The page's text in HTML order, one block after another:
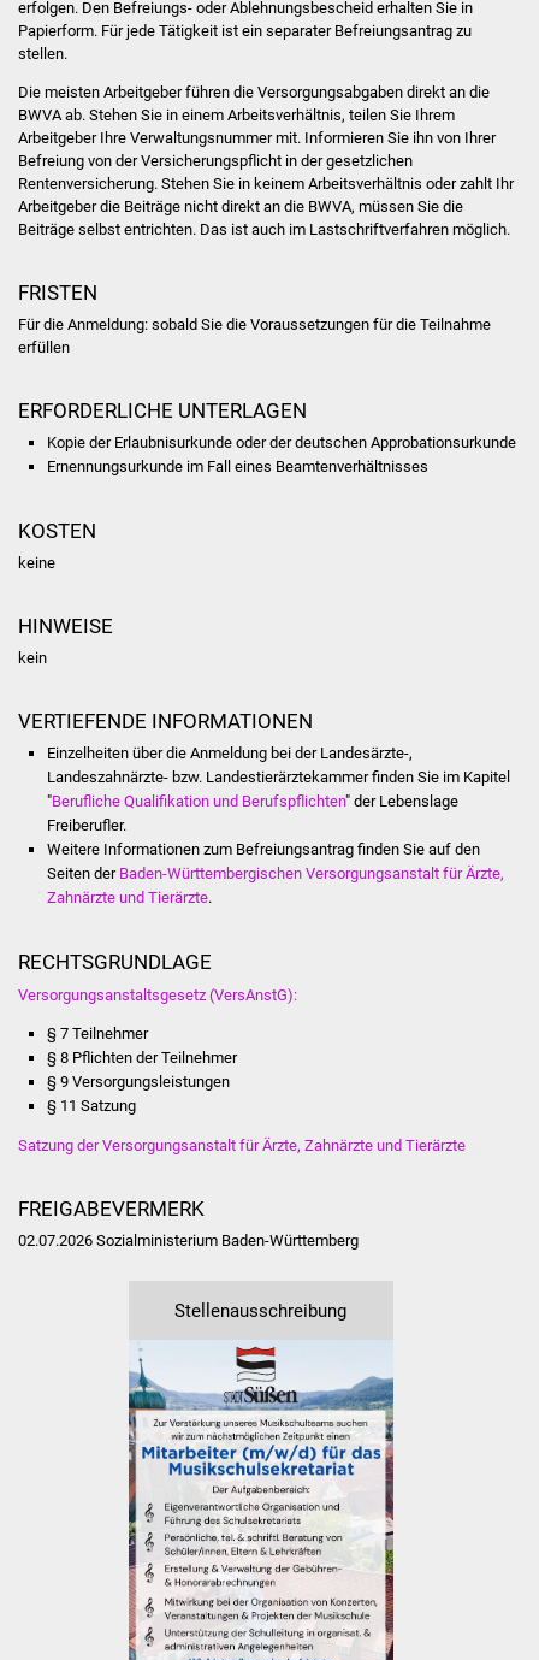
NETZMonitor
Ärzte und Apotheken
Pflege von Angehörigen
Hitzewarnung / UV-
ÖPNV
Abfall und Entsorgung
Einrichtungen
Hallenbad
Stadtarchiv
Bürgerhaus
Tourismus
Erlebnisregion
Schwäbischer Albtrauf
Route der
Industriekultur
Lebenslagen
Senioren
erfolgen. Den Befreiungs- oder Ablehnungsbescheid erhalten Sie in
Papierform. Für jede Tätigkeit ist ein separater Befreiungsantrag zu
stellen.
Die meisten Arbeitgeber führen die Versorgungsabgaben direkt an die
BWVA ab. Stehen Sie in einem Arbeitsverhältnis, teilen Sie Ihrem
Arbeitgeber Ihre Verwaltungsnummer mit. Informieren Sie ihn von Ihrer
Befreiung von der Versicherungspflicht in der gesetzlichen
Rentenversicherung. Stehen Sie in keinem Arbeitsverhältnis oder zahlt Ihr
Arbeitgeber die Beiträge nicht direkt an die BWVA, müssen Sie die
Beiträge selbst entrichten. Das ist auch im Lastschriftverfahren möglich.
FRISTEN
Für die Anmeldung: sobald Sie die Voraussetzungen für die Teilnahme
erfüllen
ERFORDERLICHE UNTERLAGEN
Kopie der Erlaubnisurkunde oder der deutschen Approbationsurkunde
Ernennungsurkunde im Fall eines Beamtenverhältnisses
KOSTEN
keine
HINWEISE
kein
VERTIEFENDE INFORMATIONEN
Einzelheiten über die Anmeldung bei der Landesärzte-,
Landeszahnärzte- bzw. Landestierärztekammer finden Sie im Kapitel
"Berufliche Qualifikation und Berufspflichten" der Lebenslage
Freiberufler.
Weitere Informationen zum Befreiungsantrag finden Sie auf den
Seiten der Baden-Württembergischen Versorgungsanstalt für Ärzte,
Zahnärzte und Tierärzte.
RECHTSGRUNDLAGE
Versorgungsanstaltsgesetz (VersAnstG):
§ 7 Teilnehmer
§ 8 Pflichten der Teilnehmer
§ 9 Versorgungsleistungen
§ 11 Satzung
Satzung der Versorgungsanstalt für Ärzte, Zahnärzte und Tierärzte
FREIGABEVERMERK
02.07.2026 Sozialministerium Baden-Württemberg
Stellenausschreibung